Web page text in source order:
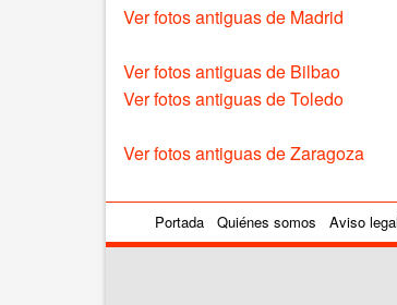
Ver fotos antiguas de Madrid
Ver fotos antiguas de Bilbao
Ver fotos antiguas de Toledo
Ver fotos antiguas de Zaragoza
Portada Quiénes somos Aviso legal